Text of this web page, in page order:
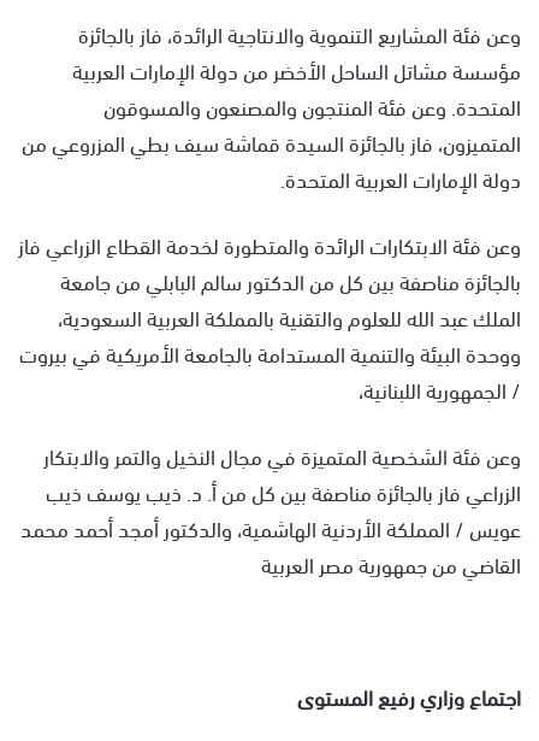
وعن فئة المشاريع التنموية والانتاجية الرائدة، فاز بالجائزة
مؤسسة مشاتل الساحل الأخضر من دولة الإمارات العربية
المتحدة. وعن فئة المنتجون والمصنعون والمسوقون
المتميزون، فاز بالجائزة السيدة قماشة سيف بطي المزروعي من
دولة الإمارات العربية المتحدة.
وعن فئة الابتكارات الرائدة والمتطورة لخدمة القطاع الزراعي فاز
بالجائزة مناصفة بين كل من الدكتور سالم البابلي من جامعة
الملك عبد الله للعلوم والتقنية بالمملكة العربية السعودية،
ووحدة البيئة والتنمية المستدامة بالجامعة الأمريكية في بيروت
/ الجمهورية اللبنانية،
وعن فئة الشخصية المتميزة في مجال النخيل والتمر والابتكار
الزراعي فاز بالجائزة مناصفة بين كل من أ. د. ذيب يوسف ذيب
عويس / المملكة الأردنية الهاشمية، والدكتور أمجد أحمد محمد
القاضي من جمهورية مصر العربية
اجتماع وزاري رفيع المستوى